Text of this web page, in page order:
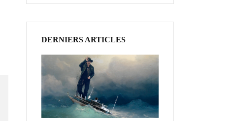
DERNIERS ARTICLES